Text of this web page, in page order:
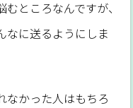
ところなんですが、
なに送るようにしま
なかった人はもちろ